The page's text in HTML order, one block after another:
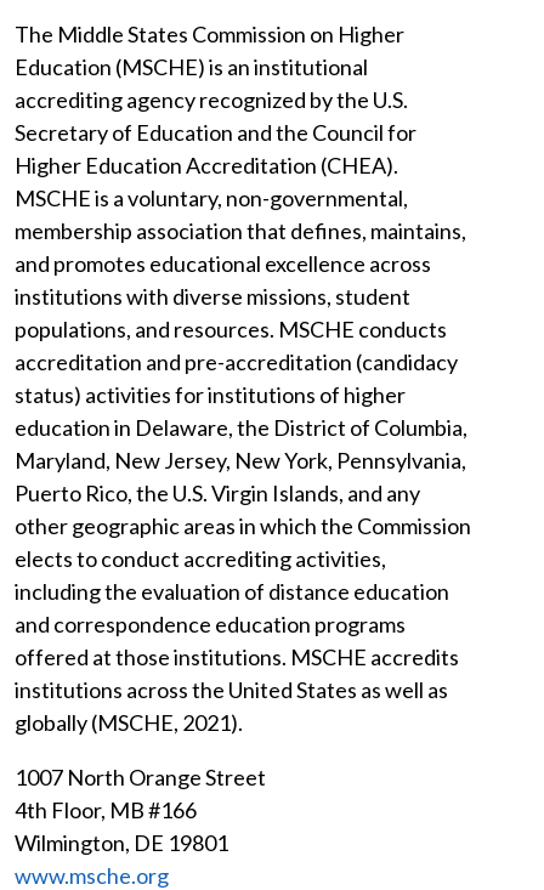
The Middle States Commission on Higher
Education (MSCHE) is an institutional
accrediting agency recognized by the U.S.
Secretary of Education and the Council for
Higher Education Accreditation (CHEA).
MSCHE is a voluntary, non-governmental,
membership association that defines, maintains,
and promotes educational excellence across
institutions with diverse missions, student
populations, and resources. MSCHE conducts
accreditation and pre-accreditation (candidacy
status) activities for institutions of higher
education in Delaware, the District of Columbia,
Maryland, New Jersey, New York, Pennsylvania,
Puerto Rico, the U.S. Virgin Islands, and any
other geographic areas in which the Commission
elects to conduct accrediting activities,
including the evaluation of distance education
and correspondence education programs
offered at those institutions. MSCHE accredits
institutions across the United States as well as
globally (MSCHE, 2021).
1007 North Orange Street
4th Floor, MB #166
Wilmington, DE 19801
www.msche.org